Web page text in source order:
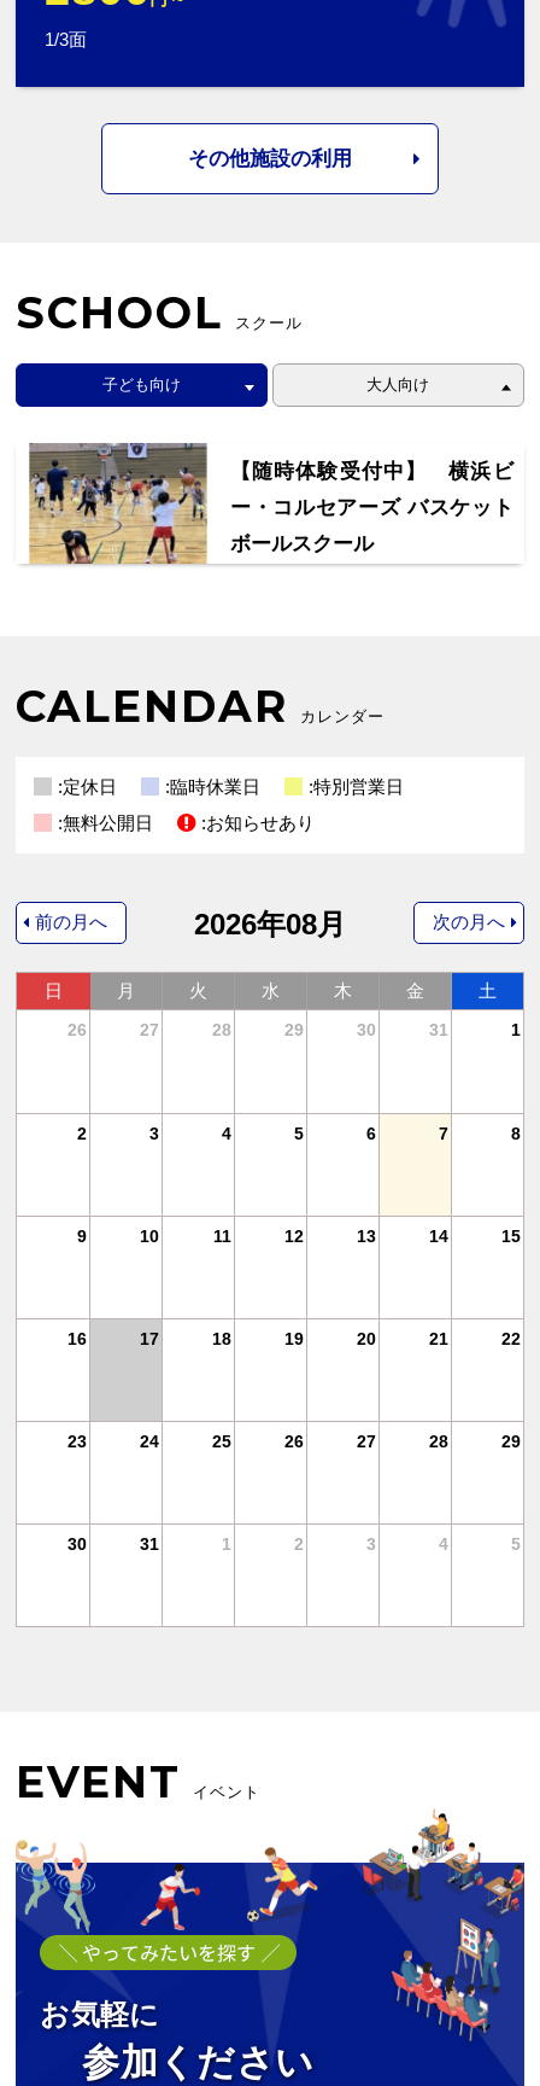
1/3面
その他施設の利用
SCHOOL スクール
子ども向け 大人向け
【随時体験受付中】 横浜ビ
ー・コルセアーズ バスケット
ボールスクール
CALENDAR カレンダー
:定休日 :臨時休業日
:特別営業日
:無料公開日
:お知らせあり
前の月へ 2026年08月
日 月 火 水 木 金 土
26 27 28 29 30 31 1
2 3 4 5 6 7 8
9 10 11 12 13 14 15
16 17 18 19 20 21 22
23 24 25 26 27 28 29
30 31 1 2 3 4 5
次の月へ
EVENT イベント
お気軽に
参加ください